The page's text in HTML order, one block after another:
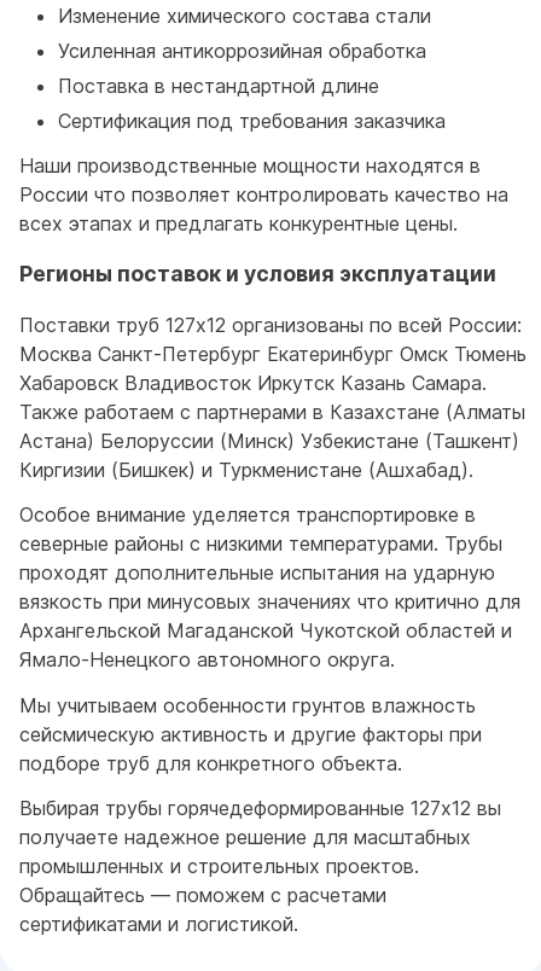
Изменение химического состава стали
Усиленная антикоррозийная обработка
Поставка в нестандартной длине
Сертификация под требования заказчика
Наши производственные мощности находятся в
России что позволяет контролировать качество на
всех этапах и предлагать конкурентные цены.
Регионы поставок и условия эксплуатации
Поставки труб 127x12 организованы по всей России:
Москва Санкт-Петербург Екатеринбург Омск Тюмень
Хабаровск Владивосток Иркутск Казань Самара.
Также работаем с партнерами в Казахстане (Алматы
Астана) Белоруссии (Минск) Узбекистане (Ташкент)
Киргизии (Бишкек) и Туркменистане (Ашхабад).
Особое внимание уделяется транспортировке в
северные районы с низкими температурами. Трубы
проходят дополнительные испытания на ударную
вязкость при минусовых значениях что критично для
Архангельской Магаданской Чукотской областей и
Ямало-Ненецкого автономного округа.
Мы учитываем особенности грунтов влажность
сейсмическую активность и другие факторы при
подборе труб для конкретного объекта.
Выбирая трубы горячедеформированные 127x12 вы
получаете надежное решение для масштабных
промышленных и строительных проектов.
Обращайтесь — поможем с расчетами
сертификатами и логистикой.